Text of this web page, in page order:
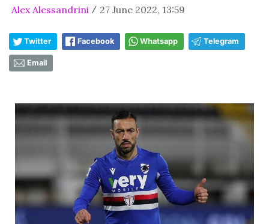
Alex Alessandrini / 27 June 2022, 13:59
Twitter Facebook Whatsapp Telegram
Email